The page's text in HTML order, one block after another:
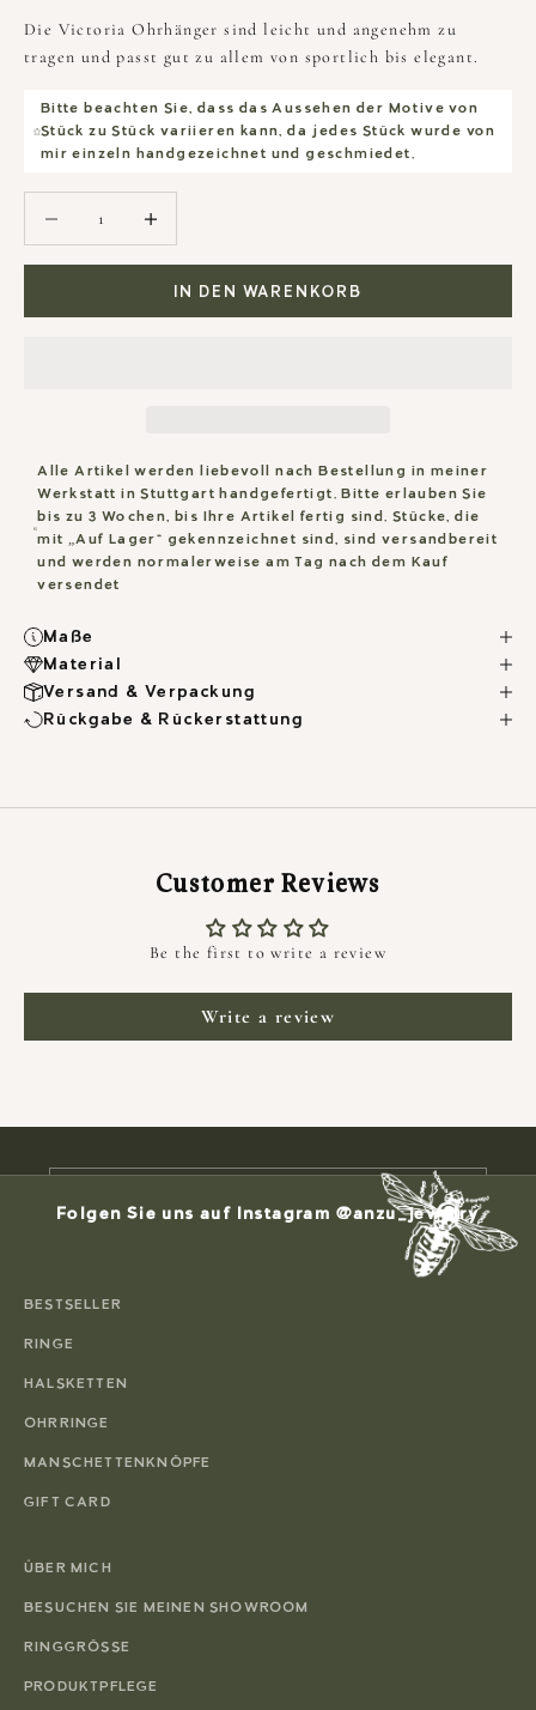
Die Victoria Ohrhänger sind leicht und angenehm zu
tragen und passt gut zu allem von sportlich bis elegant.
Bitte beachten Sie, dass das Aussehen der Motive von
Stück zu Stück variieren kann, da jedes Stück wurde von
mir einzeln handgezeichnet und geschmiedet.
IN DEN WARENKORB
Alle Artikel werden liebevoll nach Bestellung in meiner
Werkstatt in Stuttgart handgefertigt. Bitte erlauben Sie
bis zu 3 Wochen, bis Ihre Artikel fertig sind. Stücke, die
mit „Auf Lager“ gekennzeichnet sind, sind versandbereit
und werden normalerweise am Tag nach dem Kauf
versendet
Maße
Material
Versand & Verpackung
Rückgabe & Rückerstattung
Customer Reviews
Be the first to write a review
Write a review
HALTE MICH AUF DEM LAUFENDEN
NEWSLETTER
E-Mail
Folgen Sie uns auf Instagram @anzu_jewelry
BESTSELLER
RINGE
HALSKETTEN
OHRRINGE
MANSCHETTENKNÖPFE
GIFT CARD
ÜBER MICH
BESUCHEN SIE MEINEN SHOWROOM
RINGGRÖSSE
PRODUKTPFLEGE